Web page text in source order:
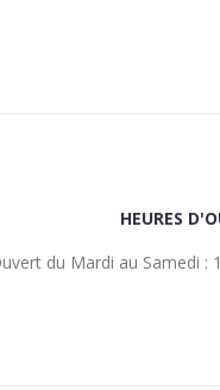
HEURES
du Mardi au Samedi :